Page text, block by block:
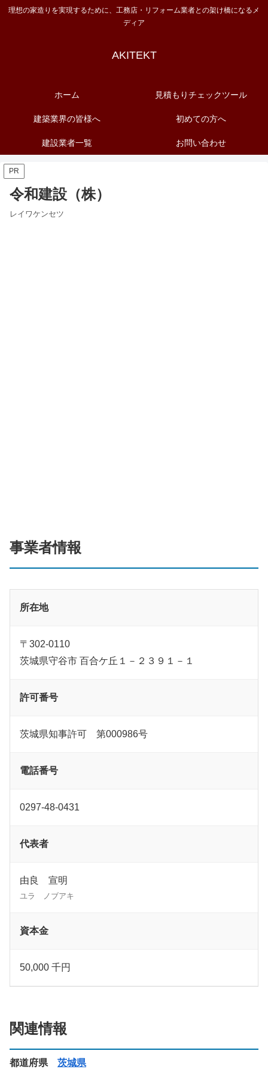
理想の家造りを実現するために、工務店・リフォーム業者との架け橋になるメ
ディア
AKITEKT
ホーム 見積もりチェックツール
建築業界の皆様へ 初めての方へ
建設業者一覧 お問い合わせ
PR
令和建設（株）
レイワケンセツ
事業者情報
所在地
〒302-0110
茨城県守谷市 百合ケ丘１－２３９１－１
許可番号
茨城県知事許可 第000986号
電話番号
0297-48-0431
代表者
由良 宣明
ユラ ノブアキ
資本金
50,000 千円
関連情報
都道府県 茨城県